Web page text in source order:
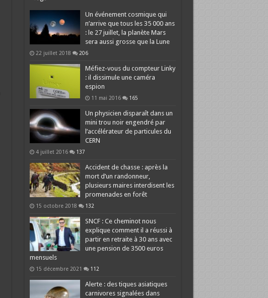
Un événement cosmique qui
n’arrive que tous les 35 000 ans
: le 27 juillet, la planète Mars
sera aussi grosse que la Lune
22 juillet 2018 206
Méfiez-vous du compteur Linky
: il dissimule une caméra
espion
11 mai 2016 165
Un physicien disparaît dans un
mini trou noir engendré par
l’accélérateur de particules du
CERN
4 juillet 2016 137
Accident de chasse : après la
mort d’un randonneur,
plusieurs maires interdisent les
promenades en forêt
15 octobre 2018 132
SNCF : Ce cheminot nous
explique comment il a réussi à
partir en retraite à 30 ans avec
une pension de 3500 euros
mensuels
15 décembre 2021 112
Alerte : des tiques asiatiques
carnivores signalées dans